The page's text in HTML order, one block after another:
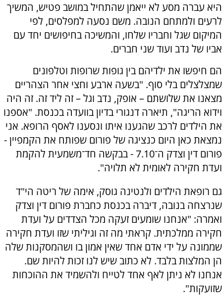
היא עברה מסע לא ייאמן שהתחיל במושב פטיש, המשיך
לרעים ולמתחם הנובה. משם נסעה למפלסים, לפי
המיקום שגל וחבריו שלחו, והמשיכה בחיפושים יחד עם
אביו של נדב ועוד שני חברים.
הם חיפשו את ילדיהם בין גופות שרופות וטלפונים
שמצלצלים בלי סוף. "בשעה ארבע וחצי אחר הצהריים
מצאנו את שלושתם – אופק, נדב וגל – זה ליד זה. זה היה
וידוא הריגה", תיארה דנגורי בדיון בוועדה בכנסת. "אספנו
את הילדים לרכב שהגענו איתו ונסענו לאסף הרופא. אני
נמצאת כאן היום כנציגה של פורום שפותח את הקמפיין -
פורום דין וצדק ה־7.10 - בבקשה חד־משמעית להקמת
ועדת חקירה לאומית לא תלויה".
גם רופאת הילדים ולנטינה גוסק, אימה של ריטה הי"ד
שנרצחה בנובה, דיברה בכנסת כחברת פורום דין וצדק
ואמרה: "אנחנו שומעים זעקה מכל הצדדים על ועדת
חקירה ממלכתית. קראתי מה זה וגיליתי שזו ועדת חקירה
שממונה על ידי אדם אחד שאין אמון בו ושהמסקנות שלה
הן המלצות בלבד. לא כתוב שיש לנו זכות להיות שם.
אנחנו לא ניתן לאף אחד לטייח ולהשמיד את ההוכחות
שזועקות".